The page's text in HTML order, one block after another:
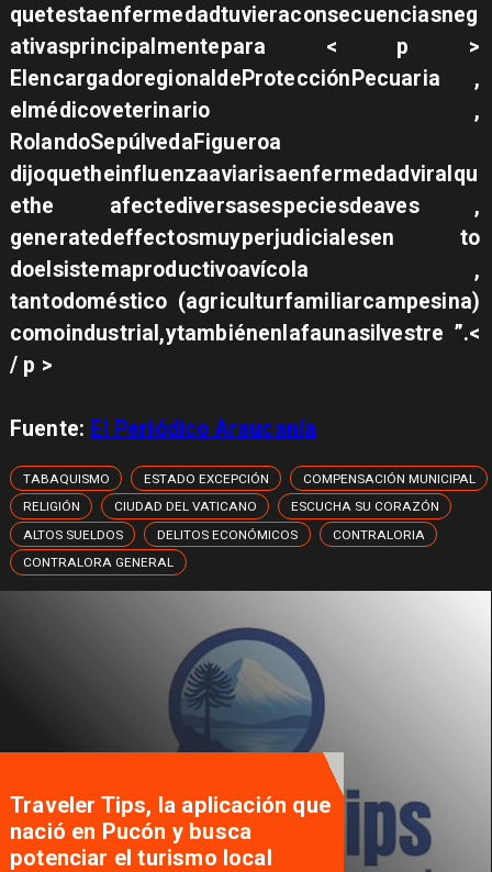
quetestaenfermedadtuvieraconsecuenciasneg
ativasprincipalmentepara < p >
ElencargadoregionaldeProtecciónPecuaria ,
elmédicoveterinario ,
RolandoSepúlvedaFigueroa
dijoquetheinfluenzaaviarisaenfermedadviralqu
ethe afectediversasespeciesdeaves ,
generatedeffectosmuyperjudicialesen to
doelsistemaproductivoavícola ,
tantodoméstico (agriculturfamiliarcampesina)
comoindustrial,ytambiénenlafaunasilvestre ”.<
/ p >
Fuente: El Periódico Araucanía
TABAQUISMO ESTADO EXCEPCIÓN
COMPENSACIÓN MUNICIPAL
RELIGIÓN
CIUDAD DEL VATICANO
ESCUCHA SU CORAZÓN
ALTOS SUELDOS
DELITOS ECONÓMICOS
CONTRALORIA
CONTRALORA GENERAL
Autoridades se reúnen para
desatar nudos que tienen
paralizados los proyectos de